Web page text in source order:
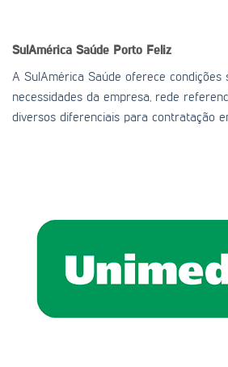
SulAmérica Saúde Porto Feliz
A SulAmérica Saúde oferece condições
necessidades da empresa, rede
diversos diferenciais para contratação